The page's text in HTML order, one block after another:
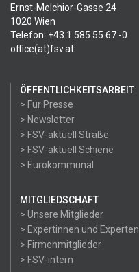
Ernst-Melchior-Gasse 24
1020 Wien
Telefon: +43 1 585 55 67 -0
office(at)fsv.at
ÖFFENTLICHKEITSARBEIT
> Für Presse
> Newsletter
> FSV-aktuell Straße
> FSV-aktuell Schiene
> Eurokommunal
MITGLIEDSCHAFT
> Unsere Mitglieder
> Expertinnen und Experten
> Firmenmitglieder
> FSV-intern